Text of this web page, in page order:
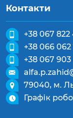
Контакти
+38 067 822
+38 066
+38 067 903
79040, м.
Графік